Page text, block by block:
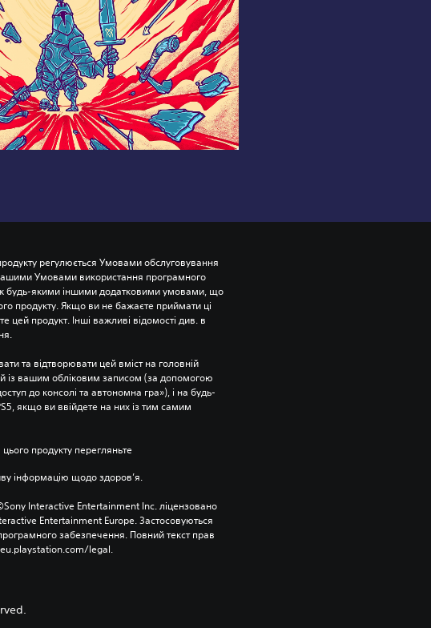
регулюється Умовами обслуговування
Умовами використання програмного
будь-якими іншими додатковими умовами, що
продукту. Якщо ви не бажаєте приймати ці
цей продукт. Інші важливі відомості див. в
та відтворювати цей вміст на головній
із вашим обліковим записом (за допомогою
до консолі та автономна гра»), і на будь-
якщо ви ввійдете на них із тим самим
продукту перегляньте
інформацію щодо здоров’я.
Interactive Entertainment Inc. ліцензовано
Entertainment Europe. Застосовуються
забезпечення. Повний текст прав
legal.